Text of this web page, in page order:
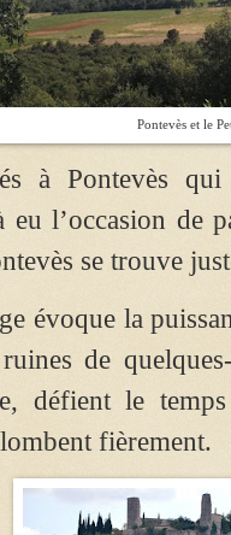
Pontevès et le
à Pontevès
eu l’occasion de
se trouve
évoque la
de
défient le
fièrement.